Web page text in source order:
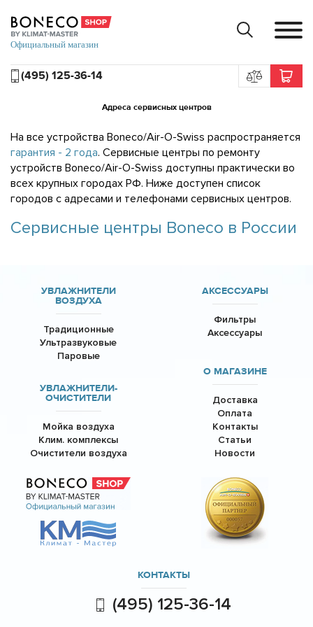
(495) 125-36-14
Адреса сервисных центров
На все устройства Boneco/Air-O-Swiss распространяется
гарантия - 2 года. Сервисные центры по ремонту
устройств Boneco/Air-O-Swiss доступны практически во
всех крупных городах РФ. Ниже доступен список
городов с адресами и телефонами сервисных центров.
Сервисные центры Boneco в России
УВЛАЖНИТЕЛИ
ВОЗДУХА
Традиционные
Ультразвуковые
Паровые
УВЛАЖНИТЕЛИ-
ОЧИСТИТЕЛИ
Мойка воздуха
Клим. комплексы
Очистители воздуха
АКСЕССУАРЫ
Фильтры
Аксессуары
О МАГАЗИНЕ
Доставка
Оплата
Контакты
Статьи
Новости
КОНТАКТЫ
(495) 125-36-14